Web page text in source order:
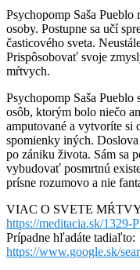
Psychopomp Saša
osoby. Postupne sa učí
časticového sveta.
Prispôsobovať svoje
mŕtvych.
Psychopomp Saša
osôb, ktorým bolo niečo
amputované a vytvoríte si
spomienky iných.
po zániku života. Sám sa
vybudovať posmrtnú
prísne rozumovo a nie
VIAC O SVETE
https://meditacia.sk/1329-
Prípadne hľadáte tadiaľto:
https://www.google.sk/